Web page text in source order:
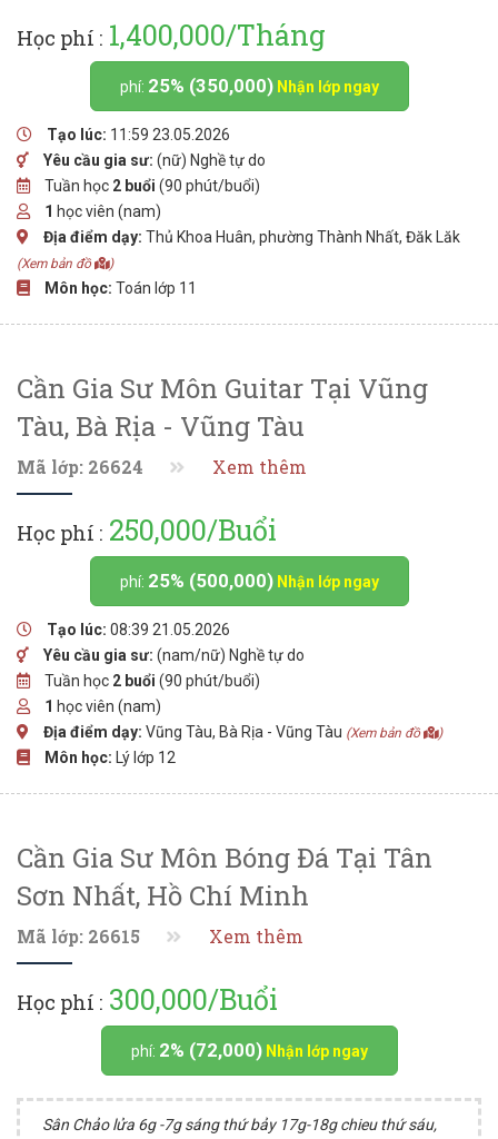
Học phí : 1,400,000/Tháng
phí: 25% (350,000) Nhận lớp ngay
Tạo lúc: 11:59 23.05.2026
Yêu cầu gia sư: (nữ) Nghề tự do
Tuần học 2 buổi (90 phút/buổi)
1 học viên (nam)
Địa điểm dạy: Thủ Khoa Huân, phường Thành Nhất, Đăk Lăk
(Xem bản đồ )
Môn học: Toán lớp 11
Cần Gia Sư Môn Guitar Tại Vũng
Tàu, Bà Rịa - Vũng Tàu
Mã lớp: 26624 Xem thêm
Học phí : 250,000/Buổi
phí: 25% (500,000) Nhận lớp ngay
Tạo lúc: 08:39 21.05.2026
Yêu cầu gia sư: (nam/nữ) Nghề tự do
Tuần học 2 buổi (90 phút/buổi)
1 học viên (nam)
Địa điểm dạy: Vũng Tàu, Bà Rịa - Vũng Tàu (Xem bản đồ )
Môn học: Lý lớp 12
Cần Gia Sư Môn Bóng Đá Tại Tân
Sơn Nhất, Hồ Chí Minh
Mã lớp: 26615 Xem thêm
Học phí : 300,000/Buổi
phí: 2% (72,000) Nhận lớp ngay
Sân Chảo lửa 6g -7g sáng thứ bảy 17g-18g chieu thứ sáu,